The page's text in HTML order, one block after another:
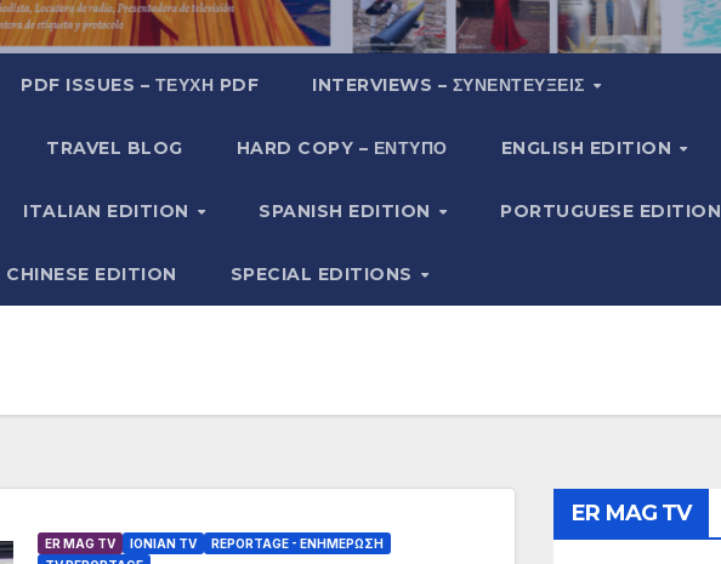
PDF ISSUES – ΤΕΎΧΗ PDF INTERVIEWS – ΣΥΝΕΝΤΕΎΞΕΙΣ
TRAVEL BLOG HARD COPY – ΈΝΤΥΠΟ ENGLISH EDITION
ITALIAN EDITION SPANISH EDITION PORTUGUESE EDITION
CHINESE EDITION SPECIAL EDITIONS
ER MAG TV IONIAN TV
REPORTAGE - EΝΗΜΈΡΩΣΗ
ER MAG TV